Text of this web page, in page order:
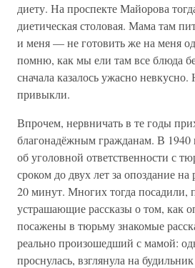
диету. На проспекте Майорова
диетическая столовая. Мама там
и меня — не готовить же на меня
помню, как мы ели там все блюда
сначала казалось ужасно
привыкли.
Впрочем, нервничать в те годы
благонадёжным гражданам. В 1940
об уголовной ответственности с
сроком до двух лет за опоздание на
20 минут. Многих тогда посадили,
устрашающие рассказы о том, как
посажены в тюрьму знакомые
реально произошедший с мамой:
проснулась, взглянула на